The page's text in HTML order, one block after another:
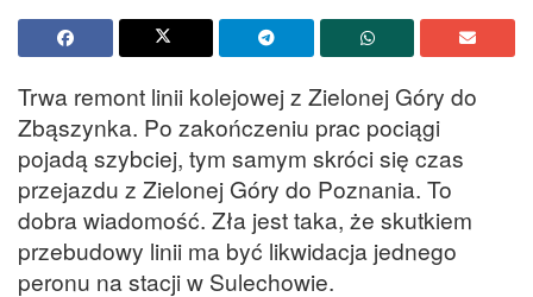
Trwa remont linii kolejowej z Zielonej Góry do
Zbąszynka. Po zakończeniu prac pociągi
pojadą szybciej, tym samym skróci się czas
przejazdu z Zielonej Góry do Poznania. To
dobra wiadomość. Zła jest taka, że skutkiem
przebudowy linii ma być likwidacja jednego
peronu na stacji w Sulechowie.